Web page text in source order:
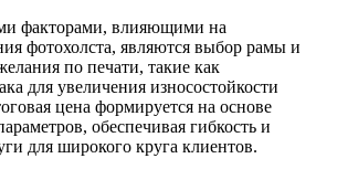
факторами, влияющими на
фотохолста, являются выбор рамы и
по печати, такие как
для увеличения износостойкости
цена формируется на основе
обеспечивая гибкость и
для широкого круга клиентов.